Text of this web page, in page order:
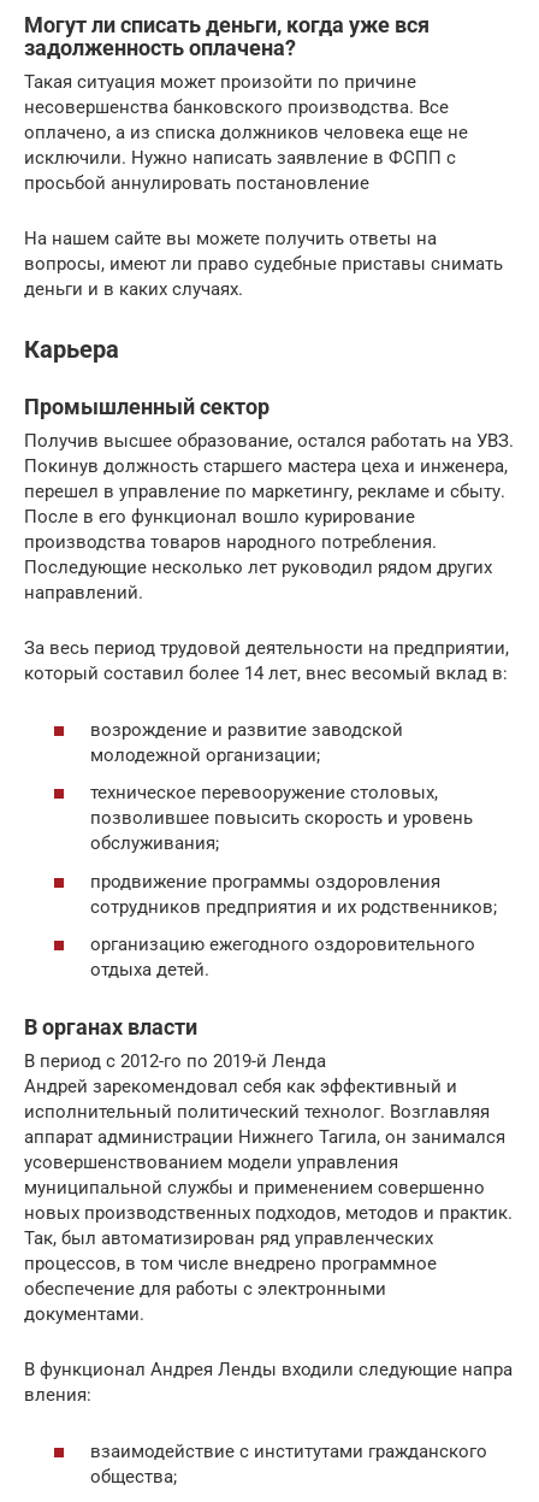
Могут ли списать деньги, когда уже вся
задолженность оплачена?
Такая ситуация может произойти по причине
несовершенства банковского производства. Все
оплачено, а из списка должников человека еще не
исключили. Нужно написать заявление в ФСПП с
просьбой аннулировать постановление
На нашем сайте вы можете получить ответы на
вопросы, имеют ли право судебные приставы снимать
деньги и в каких случаях.
Карьера
Промышленный сектор
Получив высшее образование, остался работать на УВЗ.
Покинув должность старшего мастера цеха и инженера,
перешел в управление по маркетингу, рекламе и сбыту.
После в его функционал вошло курирование
производства товаров народного потребления.
Последующие несколько лет руководил рядом других
направлений.
За весь период трудовой деятельности на предприятии,
который составил более 14 лет, внес весомый вклад в:
возрождение и развитие заводской
молодежной организации;
техническое перевооружение столовых,
позволившее повысить скорость и уровень
обслуживания;
продвижение программы оздоровления
сотрудников предприятия и их родственников;
организацию ежегодного оздоровительного
отдыха детей.
В органах власти
В период с 2012-го по 2019-й Ленда
Андрей зарекомендовал себя как эффективный и
исполнительный политический технолог. Возглавляя
аппарат администрации Нижнего Тагила, он занимался
усовершенствованием модели управления
муниципальной службы и применением совершенно
новых производственных подходов, методов и практик.
Так, был автоматизирован ряд управленческих
процессов, в том числе внедрено программное
обеспечение для работы с электронными
документами.
В функционал Андрея Ленды входили следующие напра
вления:
взаимодействие с институтами гражданского
общества;